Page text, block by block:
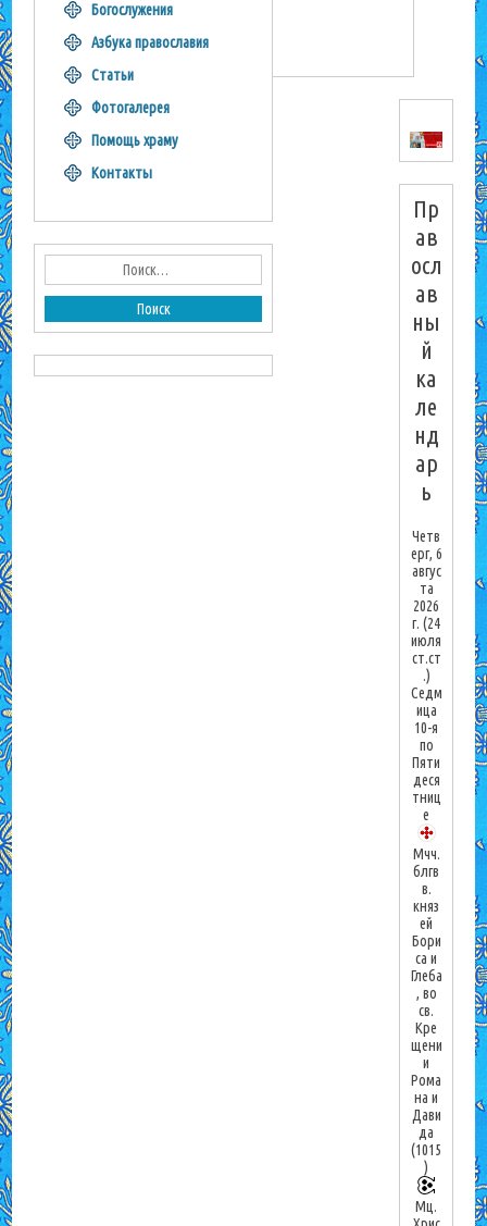
Пр
ав
осл
ав
ны
й
ка
ле
нд
ар
ь
Четв
ерг, 6
авгус
та
2026
г.(24
июля
ст.ст
.)
Седм
ица
10-я
по
Пяти
деся
тниц
е
Мчч.
блгв
в.
княз
ей
Бори
са и
Глеба
, во
св.
Кре
щени
и
Рома
на и
Дави
да
(1015
)
Мц.
Богослужения
Азбука православия
Статьи
Фотогалерея
Помощь храму
Контакты